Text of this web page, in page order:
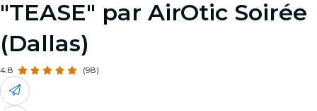
"TEASE" par AirOtic Soirée
(Dallas)
4.8 (98)